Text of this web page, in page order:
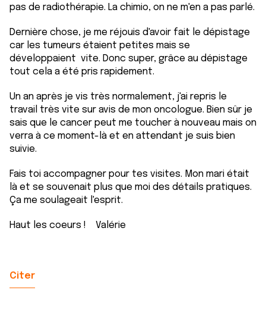
pas de radiothérapie. La chimio, on ne m'en a pas parlé.
Dernière chose, je me réjouis d'avoir fait le dépistage
car les tumeurs étaient petites mais se
développaient vite. Donc super, grâce au dépistage
tout cela a été pris rapidement.
Un an après je vis très normalement, j'ai repris le
travail très vite sur avis de mon oncologue. Bien sûr je
sais que le cancer peut me toucher à nouveau mais on
verra à ce moment-là et en attendant je suis bien
suivie.
Fais toi accompagner pour tes visites. Mon mari était
là et se souvenait plus que moi des détails pratiques.
Ça me soulageait l'esprit.
Haut les coeurs ! Valérie
Citer